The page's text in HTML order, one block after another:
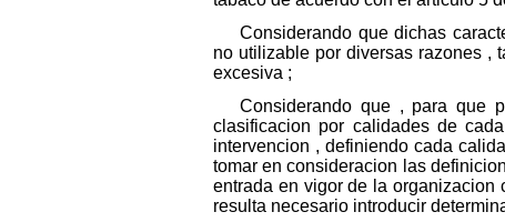
Considerando que dichas
no utilizable por diversas razones ,
excesiva ;
Considerando que , para que
clasificacion por calidades de
intervencion , definiendo cada
tomar en consideracion las
entrada en vigor de la organizacion
resulta necesario introducir